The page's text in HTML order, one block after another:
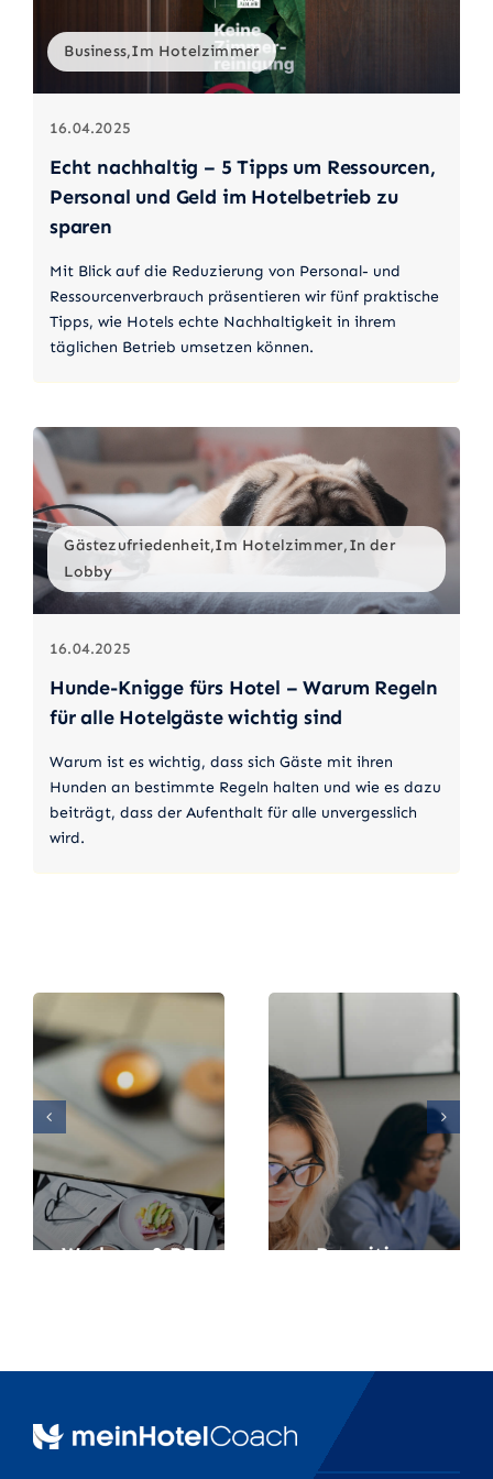
Business,Im Hotelzimmer
16.04.2025
Echt nachhaltig – 5 Tipps um Ressourcen,
Personal und Geld im Hotelbetrieb zu
sparen
Mit Blick auf die Reduzierung von Personal- und
Ressourcenverbrauch präsentieren wir fünf praktische
Tipps, wie Hotels echte Nachhaltigkeit in ihrem
täglichen Betrieb umsetzen können.
Gästezufriedenheit,Im Hotelzimmer,In der
Lobby
16.04.2025
Hunde-Knigge fürs Hotel – Warum Regeln
für alle Hotelgäste wichtig sind
Warum ist es wichtig, dass sich Gäste mit ihren
Hunden an bestimmte Regeln halten und wie es dazu
beiträgt, dass der Aufenthalt für alle unvergesslich
wird.
Werbung & PR Recruiting